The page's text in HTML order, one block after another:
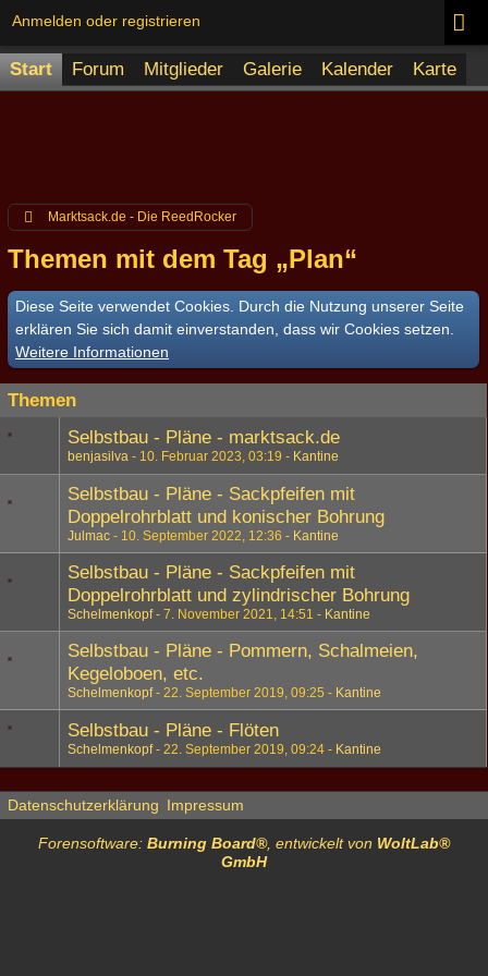
Anmelden oder registrieren
Start Forum Mitglieder Galerie Kalender Karte
Marktsack.de - Die ReedRocker
Themen mit dem Tag „Plan“
Diese Seite verwendet Cookies. Durch die Nutzung unserer Seite
erklären Sie sich damit einverstanden, dass wir Cookies setzen.
Weitere Informationen
Themen
Selbstbau - Pläne - marktsack.de
benjasilva 10. Februar 2023, 03:19 Kantine
Selbstbau - Pläne - Sackpfeifen mit
Doppelrohrblatt und konischer Bohrung
Julmac 10. September 2022, 12:36 Kantine
Selbstbau - Pläne - Sackpfeifen mit
Doppelrohrblatt und zylindrischer Bohrung
Schelmenkopf 7. November 2021, 14:51 Kantine
Selbstbau - Pläne - Pommern, Schalmeien,
Kegeloboen, etc.
Schelmenkopf 22. September 2019, 09:25 Kantine
Selbstbau - Pläne - Flöten
Schelmenkopf 22. September 2019, 09:24 Kantine
Datenschutzerklärung Impressum
Forensoftware: Burning Board®, entwickelt von WoltLab®
GmbH